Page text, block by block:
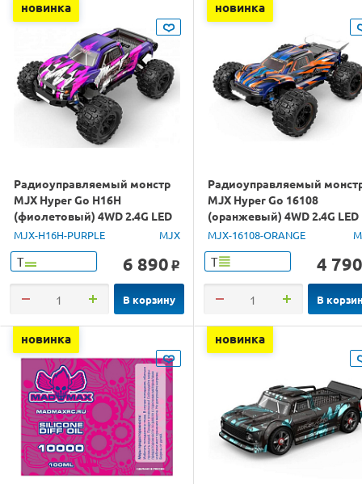
новинка
Радиоуправляемый монстр
MJX Hyper Go H16H
(фиолетовый) 4WD 2.4G LED
GPS 1/16 RTR
MJX-H16H-PURPLE MJX
Т 6 890 o
В корзину
новинка
Радиоуправляемый
MJX Hyper Go 16108
(оранжевый) 4WD 2.4G LED
1/16 RTR
MJX-16108-ORANGE
Т 4 790
В
новинка новинка